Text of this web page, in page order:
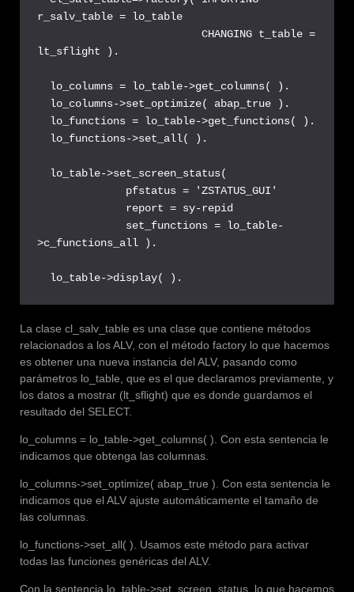
r_salv_table = lo_table
                          CHANGING t_table =
lt_sflight ).
>c_functions_all ).
  lo_table->display( ).
La clase cl_salv_table es una clase que contiene métodos
relacionados a los ALV, con el método factory lo que hacemos
es obtener una nueva instancia del ALV, pasando como
parámetros lo_table, que es el que declaramos previamente, y
los datos a mostrar (lt_sflight) que es donde guardamos el
resultado del SELECT.
lo_columns = lo_table->get_columns( ). Con esta sentencia le
indicamos que obtenga las columnas.
lo_columns->set_optimize( abap_true ). Con esta sentencia le
indicamos que el ALV ajuste automáticamente el tamaño de
las columnas.
lo_functions->set_all( ). Usamos este método para activar
todas las funciones genéricas del ALV.
Con la sentencia lo_table->set_screen_status, lo que hacemos